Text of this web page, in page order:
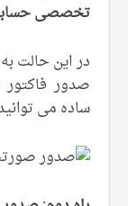
تخصصی
در این حالت
صدور
ساده می